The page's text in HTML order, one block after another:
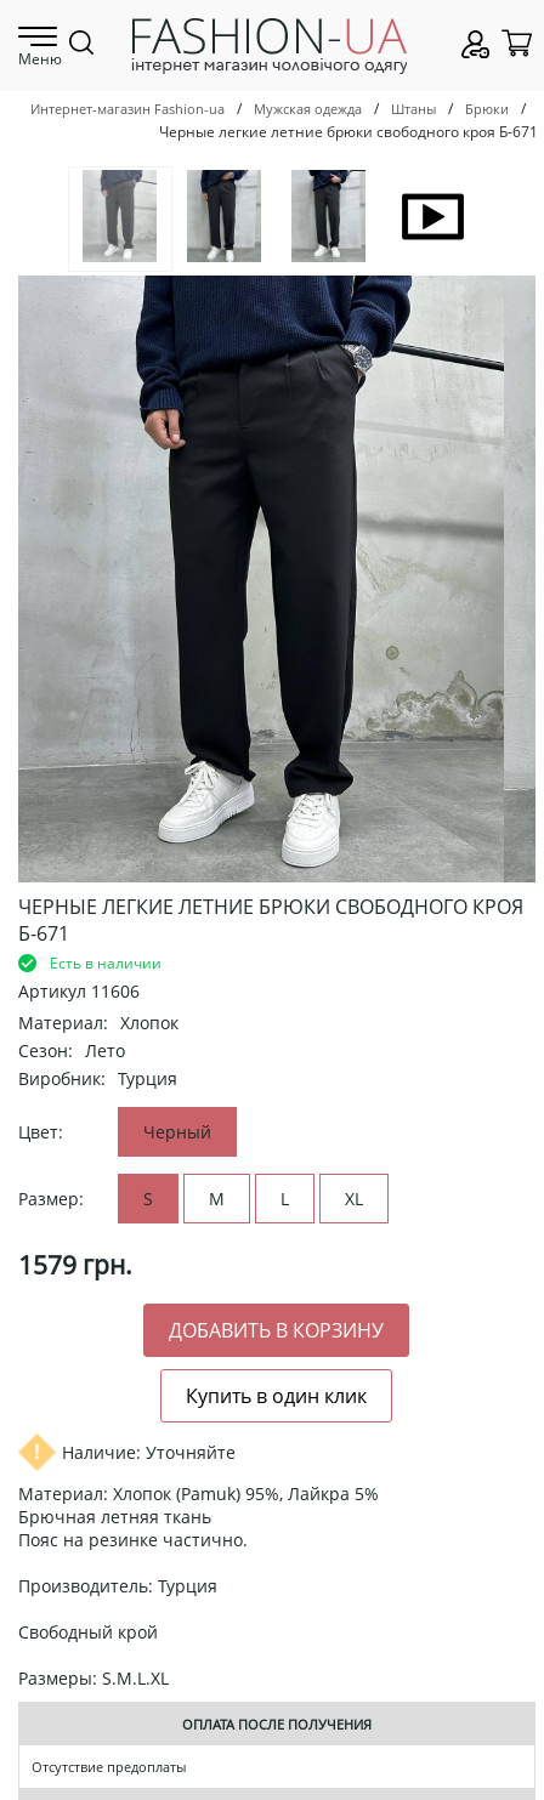
Меню
Интернет-магазин Fashion-ua / Мужская одежда / Штаны / Брюки
/
Черные легкие летние брюки свободного кроя Б-671
ЧЕРНЫЕ ЛЕГКИЕ ЛЕТНИЕ БРЮКИ СВОБОДНОГО КРОЯ
Б-671
Есть в наличии
Артикул 11606
Материал: Хлопок
Сезон:
Лето
Виробник: Турция
Цвет: Черный
Размер: S M L XL
1579 грн.
Наличие: Уточняйте
Материал: Хлопок (Pamuk) 95%, Лайкра 5%
Брючная летняя ткань
Пояс на резинке частично.
Производитель: Турция
Свободный крой
Размеры: S.M.L.XL
ОПЛАТА ПОСЛЕ ПОЛУЧЕНИЯ
Отсутствие предоплаты